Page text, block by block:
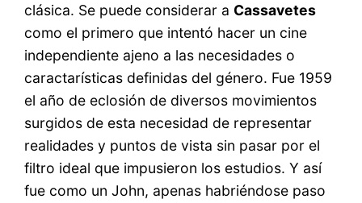
clásica. Se puede considerar a Cassavetes
como el primero que intentó hacer un cine
independiente ajeno a las necesidades o
caractarísticas definidas del género. Fue 1959
el año de eclosión de diversos movimientos
surgidos de esta necesidad de representar
realidades y puntos de vista sin pasar por el
filtro ideal que impusieron los estudios. Y así
fue como un John, apenas habriéndose paso